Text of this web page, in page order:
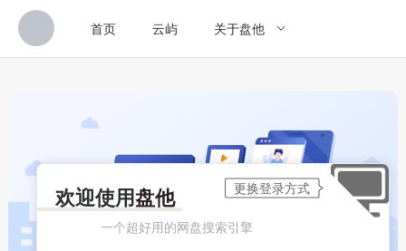
首页 云屿 关于盘他
欢迎使用盘他
一个超好用的网盘搜索引擎